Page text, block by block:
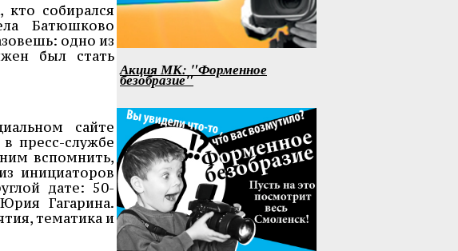
собирался
Батюшково
одно из
был стать
сайте
пресс-службе
вспомнить,
инициаторов
дате: 50-
Гагарина.
тематика и
Акция МК: "Форменное
безобразие"